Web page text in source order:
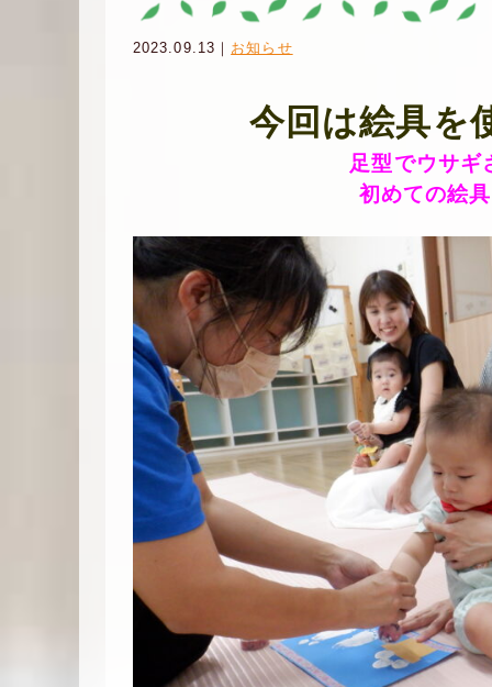
2023.09.13｜ お知らせ
今回は絵具を
足型でウサギ
初めての絵